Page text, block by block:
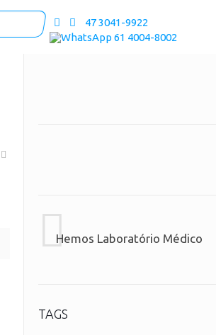
47 3041-9922
61 4004-8002
Hemos Laboratório Médico
TAGS